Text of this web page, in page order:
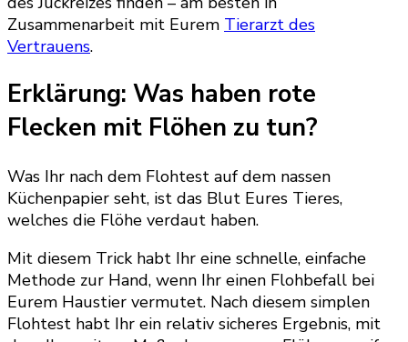
Zusammenarbeit mit Eurem Tierarzt des
Vertrauens.
Erklärung: Was haben rote
Flecken mit Flöhen zu tun?
Was Ihr nach dem Flohtest auf dem nassen
Küchenpapier seht, ist das Blut Eures Tieres,
welches die Flöhe verdaut haben.
Mit diesem Trick habt Ihr eine schnelle, einfache
Methode zur Hand, wenn Ihr einen Flohbefall bei
Eurem Haustier vermutet. Nach diesem simplen
Flohtest habt Ihr ein relativ sicheres Ergebnis, mit